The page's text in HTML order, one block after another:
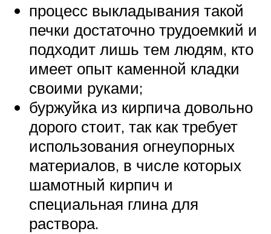
процесс выкладывания такой
печки достаточно трудоемкий и
подходит лишь тем людям, кто
имеет опыт каменной кладки
своими руками;
буржуйка из кирпича довольно
дорого стоит, так как требует
использования огнеупорных
материалов, в числе которых
шамотный кирпич и
специальная глина для
раствора.